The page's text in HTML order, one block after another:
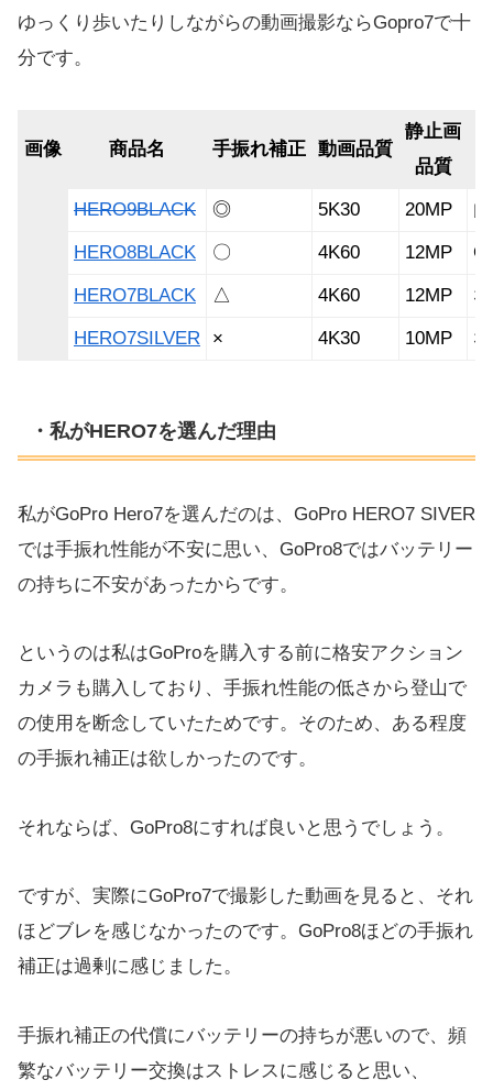
ゆっくり歩いたりしながらの動画撮影ならGopro7で十
分です。
画像 商品名 手振れ補正 動画品質
静止画
品質
HERO9BLACK ◎ 5K30 20MP
HERO8BLACK 〇 4K60 12MP
HERO7BLACK △ 4K60 12MP
HERO7SILVER × 4K30 10MP
・私がHERO7を選んだ理由
私がGoPro Hero7を選んだのは、GoPro HERO7 SIVER
では手振れ性能が不安に思い、GoPro8ではバッテリー
の持ちに不安があったからです。
というのは私はGoProを購入する前に格安アクション
カメラも購入しており、手振れ性能の低さから登山で
の使用を断念していたためです。そのため、ある程度
の手振れ補正は欲しかったのです。
それならば、GoPro8にすれば良いと思うでしょう。
ですが、実際にGoPro7で撮影した動画を見ると、それ
ほどブレを感じなかったのです。GoPro8ほどの手振れ
補正は過剰に感じました。
手振れ補正の代償にバッテリーの持ちが悪いので、頻
繁なバッテリー交換はストレスに感じると思い、